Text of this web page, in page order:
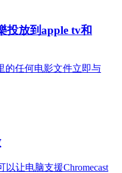
投放到apple tv和
的任何电影文件立即与
让电脑支援Chromecast